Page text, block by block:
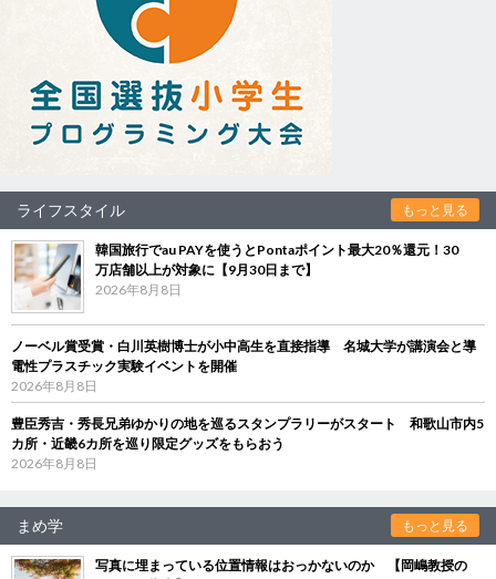
ライフスタイル もっと見る
韓国旅行でau PAYを使うとPontaポイント最大20％還元！30
万店舗以上が対象に【9月30日まで】
2026年8月8日
ノーベル賞受賞・白川英樹博士が小中高生を直接指導 名城大学が講演会と導
電性プラスチック実験イベントを開催
2026年8月8日
豊臣秀吉・秀長兄弟ゆかりの地を巡るスタンプラリーがスタート 和歌山市内5
カ所・近畿6カ所を巡り限定グッズをもらおう
2026年8月8日
まめ学 もっと見る
写真に埋まっている位置情報はおっかないのか 【岡嶋教授の